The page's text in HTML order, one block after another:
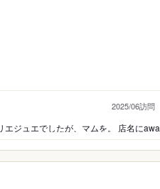
スペイン
2025/06訪問